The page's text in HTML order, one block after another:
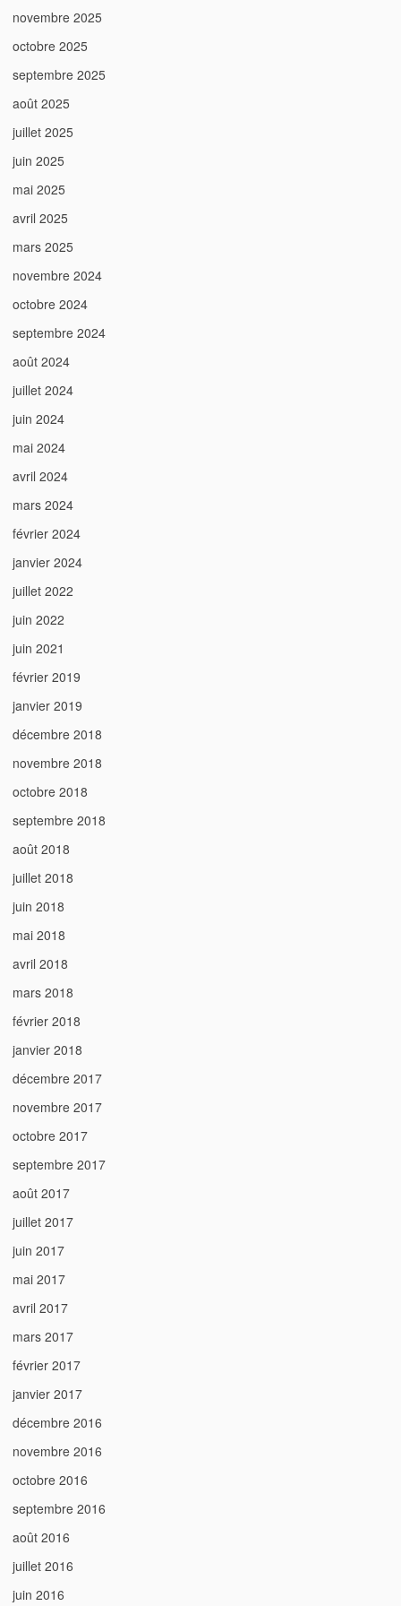
novembre 2025
octobre 2025
septembre 2025
août 2025
juillet 2025
juin 2025
mai 2025
avril 2025
mars 2025
novembre 2024
octobre 2024
septembre 2024
août 2024
juillet 2024
juin 2024
mai 2024
avril 2024
mars 2024
février 2024
janvier 2024
juillet 2022
juin 2022
juin 2021
février 2019
janvier 2019
décembre 2018
novembre 2018
octobre 2018
septembre 2018
août 2018
juillet 2018
juin 2018
mai 2018
avril 2018
mars 2018
février 2018
janvier 2018
décembre 2017
novembre 2017
octobre 2017
septembre 2017
août 2017
juillet 2017
juin 2017
mai 2017
avril 2017
mars 2017
février 2017
janvier 2017
décembre 2016
novembre 2016
octobre 2016
septembre 2016
août 2016
juillet 2016
juin 2016